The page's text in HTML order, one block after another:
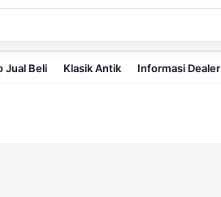
Jual Beli Klasik Antik Informasi Dealer